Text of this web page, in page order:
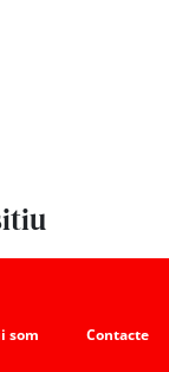
som Contacte